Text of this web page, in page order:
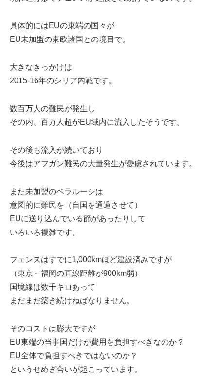
具体的にはEUの東端の国々が
EU未加盟の東欧諸国との境目で。
大きなきっかけは
2015-16年のシリア内戦です。
数百万人の難民が発生し
その内、百万人超がEU域内に流入したそうです。
その後も流入が続いており
今後はアフガン難民の大量発生が憂慮されています。
また未加盟のベラルーシは
意図的に難民を（自国を通過させて）
EUに送り込んでいる節があったりして
いろいろ複雑です。
フェンスはすでに1,000kmほど建設済みですが
（東京～福岡の直線距離が900km弱）
国境線は数千キロあって
まだまだ築き続けねばなりません。
そのコストは膨大ですが
EU東端の当事国だけが費用を負担すべきなのか？
EU全体で負担すべきではないのか？
というせめぎ合いが起こっています。